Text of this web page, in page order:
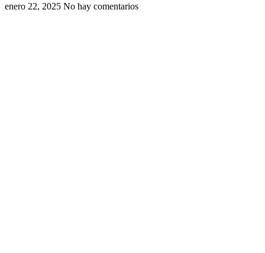
enero 22, 2025 No hay comentarios